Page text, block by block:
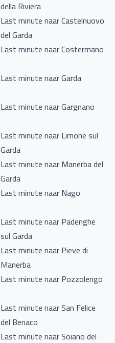
della Riviera
Last minute naar Castelnuovo
del Garda
Last minute naar Costermano
Last minute naar Garda
Last minute naar Gargnano
Last minute naar Limone sul
Garda
Last minute naar Manerba del
Garda
Last minute naar Nago
Last minute naar Padenghe
sul Garda
Last minute naar Pieve di
Manerba
Last minute naar Pozzolengo
Last minute naar San Felice
del Benaco
Last minute naar Soiano del